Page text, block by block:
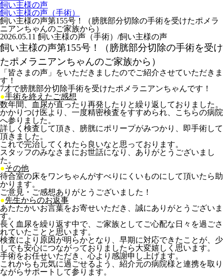
飼い主様の声
飼い主様の声（手術）
飼い主様の声第155号！（膀胱部分切除の手術を受けたポメラ
ニアンちゃんのご家族から）
2026.05.11 飼い主様の声（手術）/飼い主様の声
飼い主様の声第155号！（膀胱部分切除の手術を受け
たポメラニアンちゃんのご家族から）
「皆さまの声」をいただきましたのでご紹介させていただきま
す！
7才で膀胱部分切除手術を受けたポメラニアンちゃんです！
●手術を終えたご感想
数年間、血尿が直ったり再発したりと繰り返しておりました。
かかりつけ医より、一度精密検査をすすめられ、こちらの病院
へ参りました。
詳しく検査して頂き、膀胱にポリープがみつかり、即手術して
頂きました。
これで完治してくれたら良いなと思っております。
スタッフのみなさまにお世話になり、ありがとうございまし
た。
●その他
待合室の床をワンちゃんがすべりにくいものにして頂いたら助
かります。
ご意見・ご感想ありがとうございました！
●先生からのお返事
あたたかいお言葉をお寄せいただき、誠にありがとうございま
す。
長く血尿を繰り返す中で、ご家族としてご心配な日々を過ごさ
れていたことと思います。
検査により原因が明らかとなり、早期に対応できたことが、少
しでも安心につながっておりましたら大変嬉しく思います。
手術をお任せいただき、心より感謝申し上げます。
これからも元気に過ごせるよう、紹介元の病院様と連携を取り
ながらサポートして参ります。